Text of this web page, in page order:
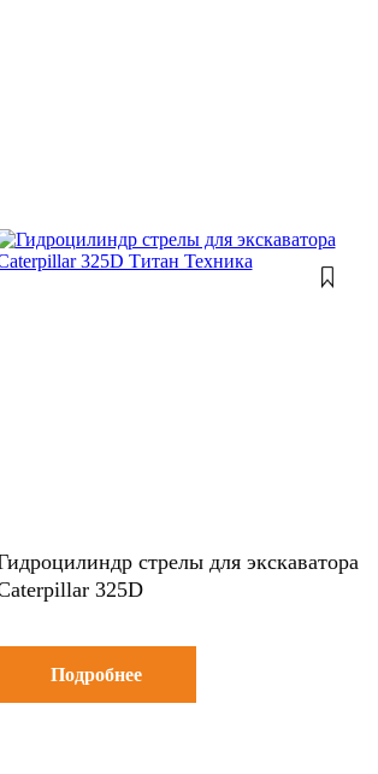
стрелы для экскаватора
325D
Подробнее